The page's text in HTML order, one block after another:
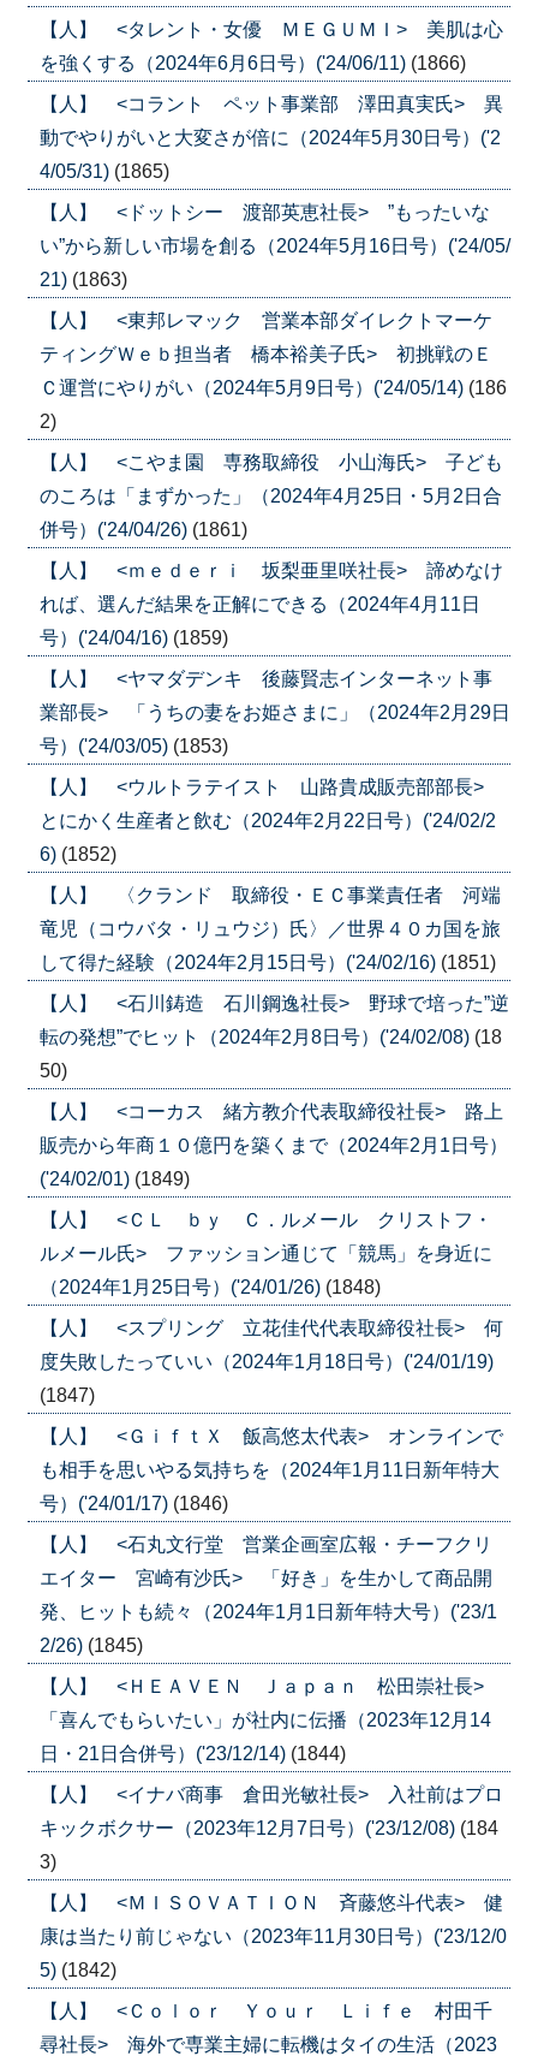
【人】 <タレント・女優 ＭＥＧＵＭＩ> 美肌は心
を強くする（2024年6月6日号）('24/06/11) (1866)
【人】 <コラント ペット事業部 澤田真実氏> 異
動でやりがいと大変さが倍に（2024年5月30日号）('2
4/05/31) (1865)
【人】 <ドットシー 渡部英恵社長> ”もったいな
い”から新しい市場を創る（2024年5月16日号）('24/05/
21) (1863)
【人】 <東邦レマック 営業本部ダイレクトマーケ
ティングＷｅｂ担当者 橋本裕美子氏> 初挑戦のＥ
Ｃ運営にやりがい（2024年5月9日号）('24/05/14) (186
2)
【人】 <こやま園 専務取締役 小山海氏> 子ども
のころは「まずかった」（2024年4月25日・5月2日合
併号）('24/04/26) (1861)
【人】 <ｍｅｄｅｒｉ 坂梨亜里咲社長> 諦めなけ
れば、選んだ結果を正解にできる（2024年4月11日
号）('24/04/16) (1859)
【人】 <ヤマダデンキ 後藤賢志インターネット事
業部長> 「うちの妻をお姫さまに」（2024年2月29日
号）('24/03/05) (1853)
【人】 <ウルトラテイスト 山路貴成販売部部長>
とにかく生産者と飲む（2024年2月22日号）('24/02/2
6) (1852)
【人】 〈クランド 取締役・ＥＣ事業責任者 河端
竜児（コウバタ・リュウジ）氏〉／世界４０カ国を旅
して得た経験（2024年2月15日号）('24/02/16) (1851)
【人】 <石川鋳造 石川鋼逸社長> 野球で培った”逆
転の発想”でヒット（2024年2月8日号）('24/02/08) (18
50)
【人】 <コーカス 緒方教介代表取締役社長> 路上
販売から年商１０億円を築くまで（2024年2月1日号）
('24/02/01) (1849)
【人】 <ＣＬ ｂｙ Ｃ．ルメール クリストフ・
ルメール氏> ファッション通じて「競馬」を身近に
（2024年1月25日号）('24/01/26) (1848)
【人】 <スプリング 立花佳代代表取締役社長> 何
度失敗したっていい（2024年1月18日号）('24/01/19)
(1847)
【人】 <ＧｉｆｔＸ 飯高悠太代表> オンラインで
も相手を思いやる気持ちを（2024年1月11日新年特大
号）('24/01/17) (1846)
【人】 <石丸文行堂 営業企画室広報・チーフクリ
エイター 宮崎有沙氏> 「好き」を生かして商品開
発、ヒットも続々（2024年1月1日新年特大号）('23/1
2/26) (1845)
【人】 <ＨＥＡＶＥＮ Ｊａｐａｎ 松田崇社長>
「喜んでもらいたい」が社内に伝播（2023年12月14
日・21日合併号）('23/12/14) (1844)
【人】 <イナバ商事 倉田光敏社長> 入社前はプロ
キックボクサー（2023年12月7日号）('23/12/08) (184
3)
【人】 <ＭＩＳＯＶＡＴＩＯＮ 斉藤悠斗代表> 健
康は当たり前じゃない（2023年11月30日号）('23/12/0
5) (1842)
【人】 <Ｃｏｌｏｒ Ｙｏｕｒ Ｌｉｆｅ 村田千
尋社長> 海外で専業主婦に転機はタイの生活（2023